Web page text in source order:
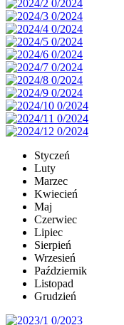
Styczeń
Luty
Marzec
Kwiecień
Maj
Czerwiec
Lipiec
Sierpień
Wrzesień
Październik
Listopad
Grudzień